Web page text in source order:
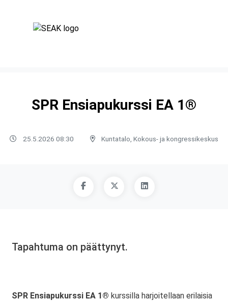
SPR Ensiapukurssi EA 1®
25.5.2026 08:30 Kuntatalo, Kokous- ja kongressikeskus
Tapahtuma on päättynyt.
SPR Ensiapukurssi EA 1® kurssilla harjoitellaan erilaisia